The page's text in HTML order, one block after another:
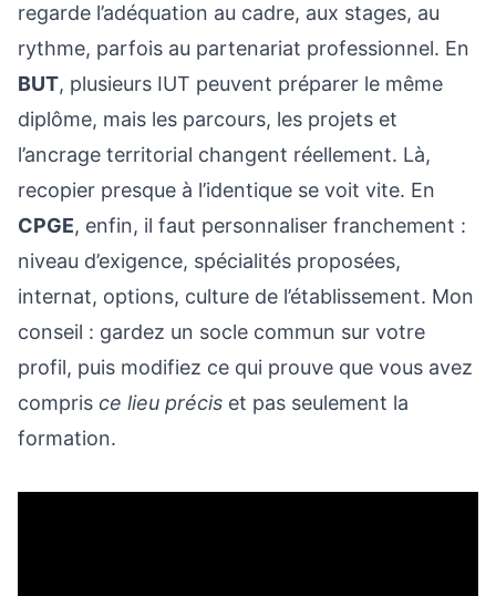
regarde l’adéquation au cadre, aux stages, au
rythme, parfois au partenariat professionnel. En
BUT, plusieurs IUT peuvent préparer le même
diplôme, mais les parcours, les projets et
l’ancrage territorial changent réellement. Là,
recopier presque à l’identique se voit vite. En
CPGE, enfin, il faut personnaliser franchement :
niveau d’exigence, spécialités proposées,
internat, options, culture de l’établissement. Mon
conseil : gardez un socle commun sur votre
profil, puis modifiez ce qui prouve que vous avez
compris ce lieu précis et pas seulement la
formation.